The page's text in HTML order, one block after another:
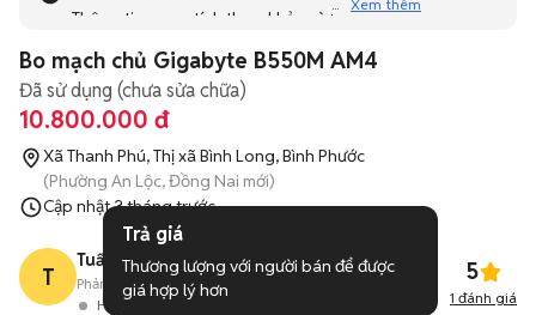
Thông tin mang tính tham khảo và bạn không thể liên hệ
tương tự khác dưới đây nhé!
Xem thêm
Bo mạch chủ Gigabyte B550M AM4
Đã sử dụng (chưa sửa chữa)
10.800.000 đ
Xã Thanh Phú, Thị xã Bình Long, Bình Phước
(Phường An Lộc, Đồng Nai mới)
Cập nhật3 tháng trước
T
Tuấn
Hoạt động 1 tháng trước
Phản hồi: -- 19Đã bán 5
1 đánh giá
Trả giá
Thương lượng với người bán để được
giá hợp lý hơn